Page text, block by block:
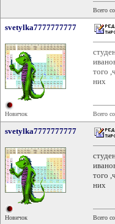
Всего
svetylka7777777777
Новичок
того
них
Всего
svetylka7777777777
Новичок
того
них
Всего